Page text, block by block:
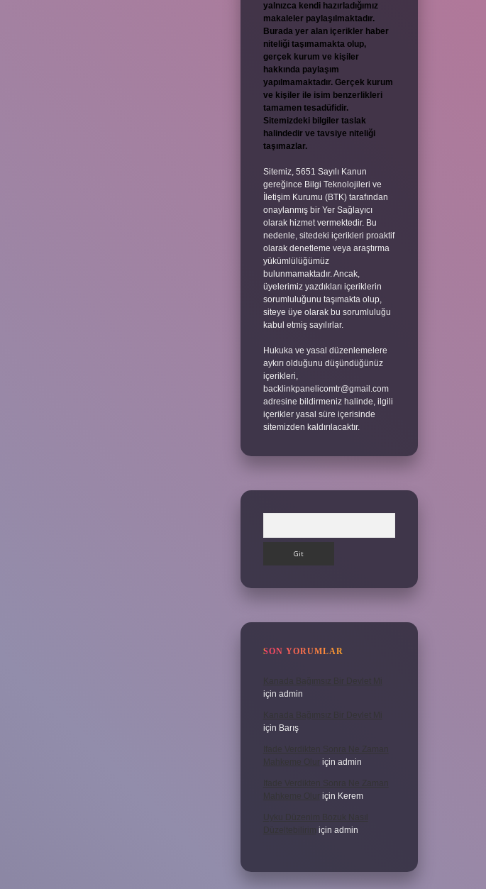
yalnızca kendi hazırladığımız
makaleler paylaşılmaktadır.
Burada yer alan içerikler haber
niteliği taşımamakta olup,
gerçek kurum ve kişiler
hakkında paylaşım
yapılmamaktadır. Gerçek kurum
ve kişiler ile isim benzerlikleri
tamamen tesadüfidir.
Sitemizdeki bilgiler taslak
halindedir ve tavsiye niteliği
taşımazlar.
Sitemiz, 5651 Sayılı Kanun
gereğince Bilgi Teknolojileri ve
İletişim Kurumu (BTK) tarafından
onaylanmış bir Yer Sağlayıcı
olarak hizmet vermektedir. Bu
nedenle, sitedeki içerikleri proaktif
olarak denetleme veya araştırma
yükümlülüğümüz
bulunmamaktadır. Ancak,
üyelerimiz yazdıkları içeriklerin
sorumluluğunu taşımakta olup,
siteye üye olarak bu sorumluluğu
kabul etmiş sayılırlar.
Hukuka ve yasal düzenlemelere
aykırı olduğunu düşündüğünüz
içerikleri,
backlinkpanelicomtr@gmail.com
adresine bildirmeniz halinde, ilgili
içerikler yasal süre içerisinde
sitemizden kaldırılacaktır.
SON YORUMLAR
Kanada Bağımsız Bir Devlet Mi
için admin
Kanada Bağımsız Bir Devlet Mi
için Barış
Ifade Verdikten Sonra Ne Zaman
Mahkeme Olur için admin
Ifade Verdikten Sonra Ne Zaman
Mahkeme Olur için Kerem
Uyku Düzenim Bozuk Nasıl
Düzeltebilirim
için admin